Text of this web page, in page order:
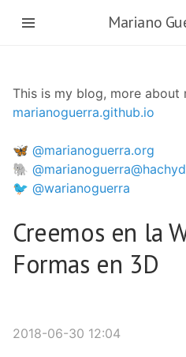
Mariano
This is my blog, more about
marianoguerra.github.io
🦋 @marianoguerra.org
🐘
🐦 @warianoguerra
Creemos en la
Formas en 3D
2018-06-30 12:04